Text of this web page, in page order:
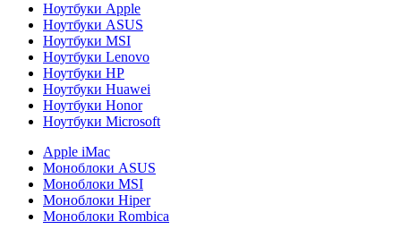
Ноутбуки Apple
Ноутбуки ASUS
Ноутбуки MSI
Ноутбуки Lenovo
Ноутбуки HP
Ноутбуки Huawei
Ноутбуки Honor
Ноутбуки Microsoft
Apple iMac
Моноблоки ASUS
Моноблоки MSI
Моноблоки Hiper
Моноблоки Rombica